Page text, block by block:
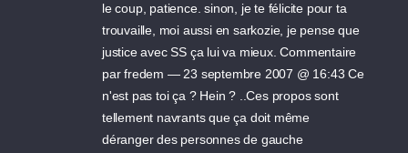
le coup, patience. sinon, je te félicite pour ta
trouvaille, moi aussi en sarkozie, je pense que
justice avec SS ça lui va mieux. Commentaire
par fredem — 23 septembre 2007 @ 16:43 Ce
n'est pas toi ça ? Hein ? ..Ces propos sont
tellement navrants que ça doit même
déranger des personnes de gauche